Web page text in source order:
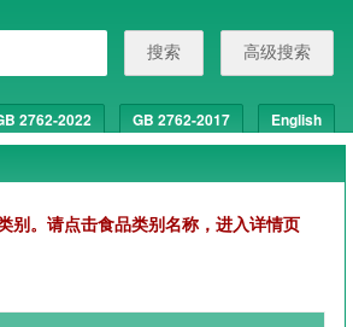
搜索 高级搜索
2762-2022 GB 2762-2017 English
别。请点击食品类别名称，进入详情页